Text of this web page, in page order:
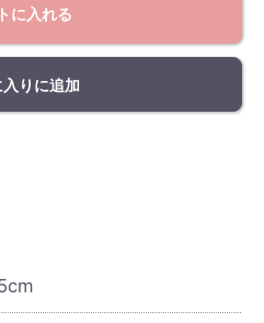
に入れる
りに追加